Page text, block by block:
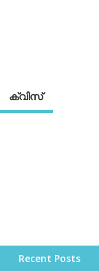
ക്വിസ്
Recent Posts